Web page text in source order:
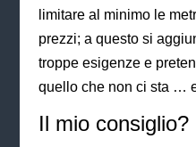
limitare al minimo le
prezzi; a questo si
troppe esigenze e
quello che non ci sta …
Il mio consiglio?